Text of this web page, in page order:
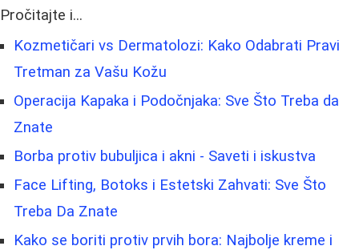
Pročitajte i...
Kozmetičari vs Dermatolozi: Kako Odabrati Pravi
Tretman za Vašu Kožu
Operacija Kapaka i Podočnjaka: Sve Što Treba da
Znate
Borba protiv bubuljica i akni - Saveti i iskustva
Face Lifting, Botoks i Estetski Zahvati: Sve Što
Treba Da Znate
Kako se boriti protiv prvih bora: Najbolje kreme i